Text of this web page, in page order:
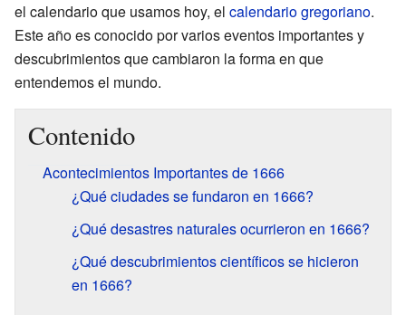
el calendario que usamos hoy, el calendario gregoriano.
Este año es conocido por varios eventos importantes y
descubrimientos que cambiaron la forma en que
entendemos el mundo.
Contenido
Acontecimientos Importantes de 1666
¿Qué ciudades se fundaron en 1666?
¿Qué desastres naturales ocurrieron en 1666?
¿Qué descubrimientos científicos se hicieron
en 1666?